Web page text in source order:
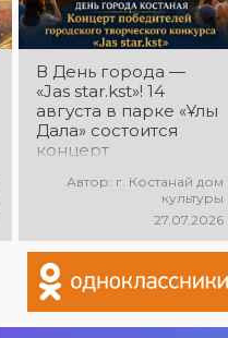
В День города —
«Jas star.kst»! 14
августа в парке «Ұлы
Дала» состоится
концерт
городского
конкурса «Jas
star.kst»! Вас ждут
яркие выступления
молодых талантов,
современные песни,
мощная энергия и
Автор: г. Костанай дом
культуры
27.07.2026